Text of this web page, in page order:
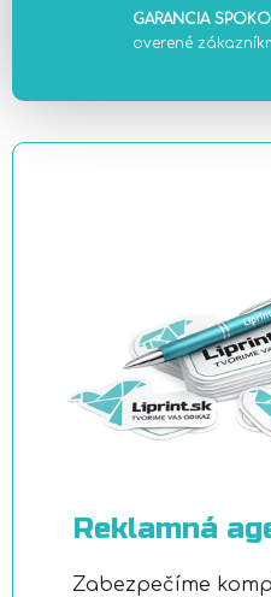
GARANCIA
overené
Reklamná
Zabezpečíme